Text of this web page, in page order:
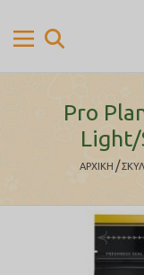
Pro
Light/
ΑΡΧΙΚΉ /